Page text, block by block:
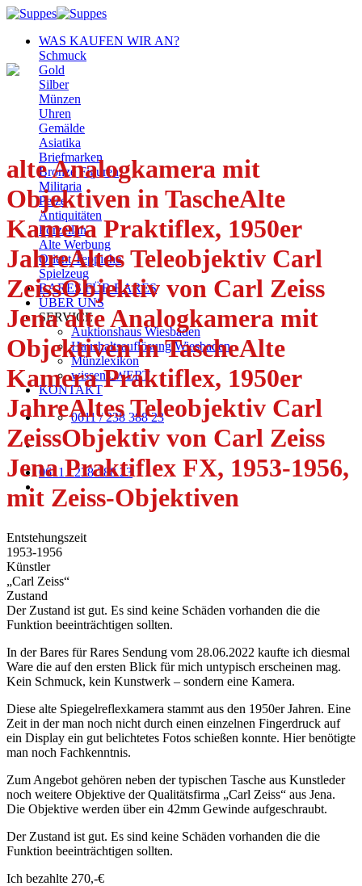
Zum
springenWAS KAUFEN WIR AN?
Schmuck
Gold
Silber
Münzen
Uhren
Gemälde
Asiatika
Briefmarken
Bronze Figuren
Militaria
Pelze
Antiquitäten
Porzellan
Alte Werbung
Orient Teppiche
Spielzeug
BARES FÜR RARES
ÜBER UNS
SERVICE
Auktionshaus Wiesbaden
Haushaltsauflösung Wiesbaden
Münzlexikon
wissens.WERT
KONTAKT
0611 / 238 388 23
0611 / 238 388 23
alte Analogkamera mit
Objektiven in TascheAlte
Kamera Praktiflex, 1950er
JahreAltes Teleobjektiv Carl
ZeissObjektiv von Carl Zeiss
Jena alte Analogkamera mit
Objektiven in TascheAlte
Kamera Praktiflex, 1950er
JahreAltes Teleobjektiv Carl
ZeissObjektiv von Carl Zeiss
Jena Praktiflex FX, 1953-1956,
mit Zeiss-Objektiven
Entstehungszeit
1953-1956
Künstler
„Carl Zeiss“
Zustand
Der Zustand ist gut. Es sind keine Schäden vorhanden die die
Funktion beeinträchtigen sollten.
In der Bares für Rares Sendung vom 28.06.2022 kaufte ich diesmal
Ware die auf den ersten Blick für mich untypisch erscheinen mag.
Kein Schmuck, kein Kunstwerk – sondern eine Kamera.
Diese alte Spiegelreflexkamera stammt aus den 1950er Jahren. Eine
Zeit in der man noch nicht durch einen einzelnen Fingerdruck auf
ein Display ein gut belichtetes Fotos schießen konnte. Hier benötigte
man noch Fachkenntnis.
Zum Angebot gehören neben der typischen Tasche aus Kunstleder
noch weitere Objektive der Qualitätsfirma „Carl Zeiss“ aus Jena.
Die Objektive werden über ein 42mm Gewinde aufgeschraubt.
Der Zustand ist gut. Es sind keine Schäden vorhanden die die
Funktion beeinträchtigen sollten.
Ich bezahlte 270,-€